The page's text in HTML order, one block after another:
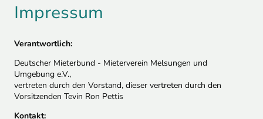
Impressum
Verantwortlich:
Deutscher Mieterbund - Mieterverein Melsungen und
Umgebung e.V.,
vertreten durch den Vorstand, dieser vertreten durch den
Vorsitzenden Tevin Ron Pettis
Kontakt: